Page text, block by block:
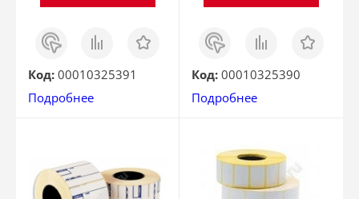
Заказ
в 1
клик
Сравнить Отложить
Код: 00010325391
Подробнее
Заказ
в 1
клик
Сравнить Отложить
Код: 00010325390
Подробнее